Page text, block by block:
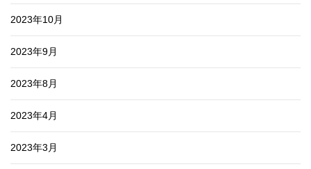
2023年10月
2023年9月
2023年8月
2023年4月
2023年3月